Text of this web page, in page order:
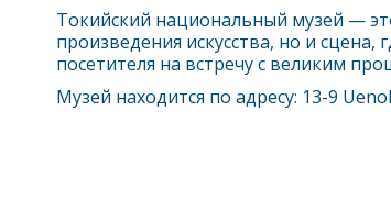
Токийский национальный музей —
произведения искусства, но и
посетителя на встречу с великим
Музей находится по адресу: 13-9